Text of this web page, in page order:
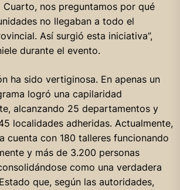
Cuarto, nos preguntamos por qué
no llegaban a todo el
Así surgió esta iniciativa”,
durante el evento.
ha sido vertiginosa. En apenas un
logró una capilaridad
alcanzando 25 departamentos y
localidades adheridas. Actualmente,
cuenta con 180 talleres funcionando
y más de 3.200 personas
como una verdadera
que, según las autoridades,